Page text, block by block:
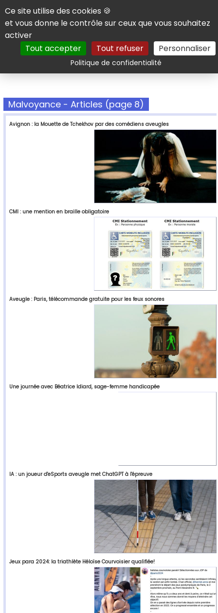
Panneau de gestion des cookies
Ce site utilise des cookies 🍪
et vous donne le contrôle sur ceux que vous souhaitez
activer
Tout accepter
Tout refuser Personnaliser
Politique de confidentialitéRechercher
Malvoyance - Articles (page 8)
Avignon : la Mouette de Tchekhov par des comédiens aveugles
CMI : une mention en braille obligatoire
Aveugle : Paris, télécommande gratuite pour les feux sonores
Une journée avec Béatrice Idiard, sage-femme handicapée
IA : un joueur d'eSports aveugle met ChatGPT à l'épreuve
Jeux para 2024: la triathlète Héloïse Courvoisier qualifiée!